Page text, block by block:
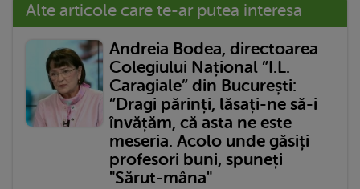
Alte articole care te-ar putea interesa
Andreia Bodea, directoarea
Colegiului Național ”I.L.
Caragiale” din București:
”Dragi părinți, lăsați-ne să-i
învățăm, că asta ne este
meseria. Acolo unde găsiți
profesori buni, spuneți
"Sărut-mâna"